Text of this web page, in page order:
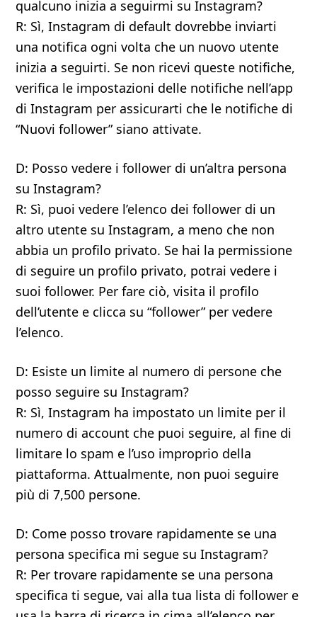
qualcuno inizia a seguirmi su Instagram?
R: Sì, Instagram di default dovrebbe inviarti
una notifica ogni volta che un nuovo utente
inizia a seguirti. Se non ricevi queste notifiche,
verifica le impostazioni delle notifiche nell’app
di Instagram per assicurarti che le notifiche di
“Nuovi follower” siano attivate.
D: Posso vedere i follower di un’altra persona
su Instagram?
R: Sì, puoi vedere l’elenco dei follower di un
altro utente su Instagram, a meno che non
abbia un profilo privato. Se hai la permissione
di seguire un profilo privato, potrai vedere i
suoi follower. Per fare ciò, visita il profilo
dell’utente e clicca su “follower” per vedere
l’elenco.
D: Esiste un limite al numero di persone che
posso seguire su Instagram?
R: Sì, Instagram ha impostato un limite per il
numero di account che puoi seguire, al fine di
limitare lo spam e l’uso improprio della
piattaforma. Attualmente, non puoi seguire
più di 7,500 persone.
D: Come posso trovare rapidamente se una
persona specifica mi segue su Instagram?
R: Per trovare rapidamente se una persona
specifica ti segue, vai alla tua lista di follower e